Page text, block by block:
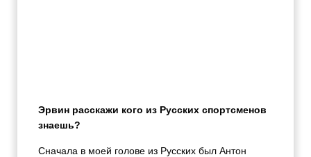
Эрвин расскажи кого из Русских спортсменов
знаешь?
Сначала в моей голове из Русских был Антон